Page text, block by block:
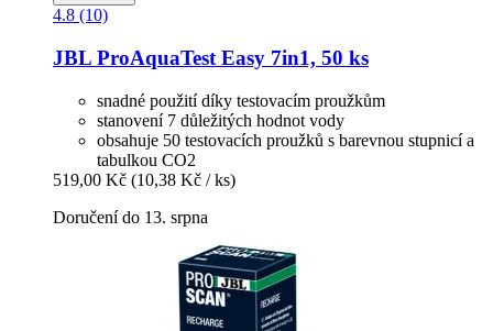
4.8 (10)
JBL ProAquaTest Easy 7in1, 50 ks
snadné použití díky testovacím proužkům
stanovení 7 důležitých hodnot vody
obsahuje 50 testovacích proužků s barevnou stupnicí a
tabulkou CO2
519,00 Kč (10,38 Kč / ks)
Doručení do 13. srpna